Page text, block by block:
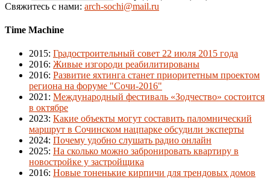
Свяжитесь с нами: arch-sochi@mail.ru
Time Machine
2015: Градостроительный совет 22 июля 2015 года
2016: Живые изгороди реабилитированы
2016: Развитие яхтинга станет приоритетным проектом
региона на форуме "Сочи-2016"
2021 : Международный фестиваль «Зодчество» состоится
в октябре
2023: Какие объекты могут составить паломнический
маршрут в Сочинском нацпарке обсудили эксперты
2024: Почему удобно слушать радио онлайн
2025: На сколько можно забронировать квартиру в
новостройке у застройщика
2016: Новые тоненькие кирпичи для трендовых домов